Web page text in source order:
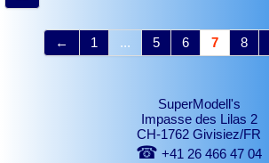
← 1 ... 5 6 7 8
SuperModell's
Impasse des Lilas 2
CH-1762 Givisiez/FR
☎ +41 26 466 47 04